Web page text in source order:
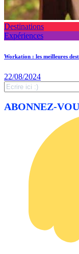
Destinations
Expériences
Workation : les meilleures
22/08/2024
Search
for:
ABONNEZ-